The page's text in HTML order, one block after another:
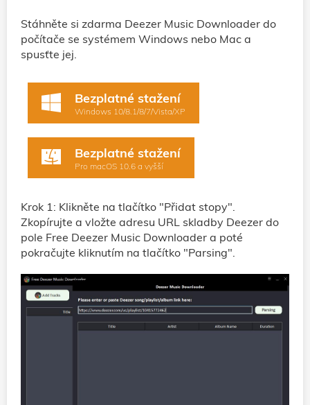
Stáhněte si zdarma Deezer Music Downloader do
počítače se systémem Windows nebo Mac a
spusťte jej.
Bezplatné stažení
Windows 10/8.1/8/7/Vista/XP
Bezplatné stažení
Pro macOS 10.6 a vyšší
Krok 1: Klikněte na tlačítko "Přidat stopy".
Zkopírujte a vložte adresu URL skladby Deezer do
pole Free Deezer Music Downloader a poté
pokračujte kliknutím na tlačítko "Parsing".